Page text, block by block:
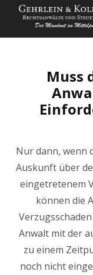
Muss
Nur dann, wenn
Auskunft über
eingetretenem
können die
Anwalt mit der
zu einem
noch nicht